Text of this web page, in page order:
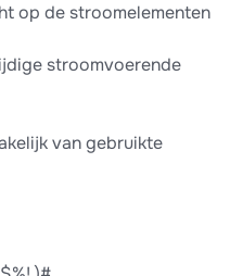
op de stroomelementen
stroomvoerende
van gebruikte